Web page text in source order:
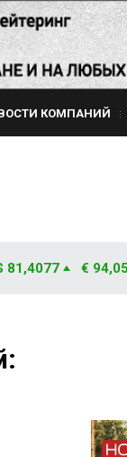
КОМПАНИЙ
81,4077 €